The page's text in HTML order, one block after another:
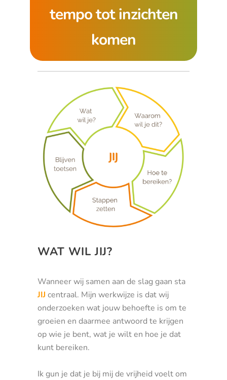
tempo tot inzichten
komen
WAT WIL JIJ?
Wanneer wij samen aan de slag gaan sta
JIJ centraal. Mijn werkwijze is dat wij
onderzoeken wat jouw behoefte is om te
groeien en daarmee antwoord te krijgen
op wie je bent, wat je wilt en hoe je dat
kunt bereiken.
Ik gun je dat je bij mij de vrijheid voelt om